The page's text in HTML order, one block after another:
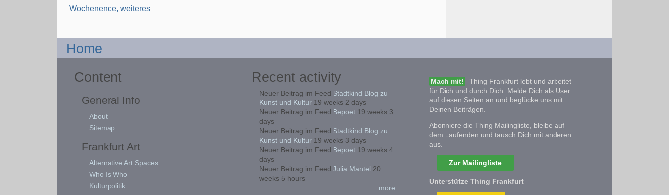
Wochenende, weiteres
Home
Content
General Info
About
Sitemap
Frankfurt Art
Alternative Art Spaces
Who Is Who
Kulturpolitik
Recent activity
Neuer Beitrag im Feed Stadtkind Blog zu
Kunst und Kultur19 weeks 2 days
Neuer Beitrag im Feed Bepoet19 weeks 3
days
Neuer Beitrag im Feed Stadtkind Blog zu
Kunst und Kultur19 weeks 3 days
Neuer Beitrag im Feed Bepoet19 weeks 4
days
Neuer Beitrag im Feed Julia Mantel 20
weeks 5 hours
more
Mach mit!
Thing Frankfurt lebt und arbeitet
für Dich und durch Dich. Melde Dich als User
auf diesen Seiten an und beglücke uns mit
Deinen Beiträgen.
Abonniere die Thing Mailingliste, bleibe auf
dem Laufenden und tausch Dich mit anderen
aus.
Zur Mailingliste
Unterstütze Thing Frankfurt